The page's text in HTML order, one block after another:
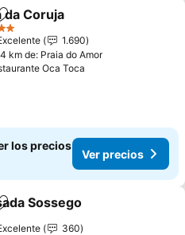
a favoritos
da Coruja
1.690
km de: Praia do Amor
Oca Toca
los precios
Ver precios
a favoritos
Sossego
360